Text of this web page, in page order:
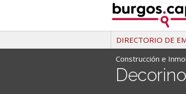
contenido
DIRECTORIO DE
Construcción e